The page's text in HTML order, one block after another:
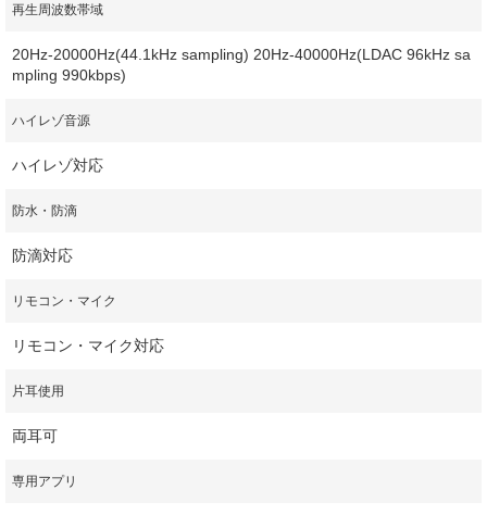
再生周波数帯域
20Hz-20000Hz(44.1kHz sampling) 20Hz-40000Hz(LDAC 96kHz sa
mpling 990kbps)
ハイレゾ音源
ハイレゾ対応
防水・防滴
防滴対応
リモコン・マイク
リモコン・マイク対応
片耳使用
両耳可
専用アプリ